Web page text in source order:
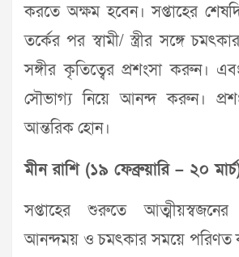
করতে অক্ষম হবেন। সপ্তাহের
তর্কের পর স্বামী/ স্ত্রীর সঙ্গে
সঙ্গীর কৃতিত্বের প্রশংসা করুন।
সৌভাগ্য নিয়ে আনন্দ করুন।
আন্তরিক হোন।
মীন রাশি (১৯ ফেব্রুয়ারি – ২০
সপ্তাহের শুরুতে
আনন্দময় ও চমৎকার সময়ে পরিণত